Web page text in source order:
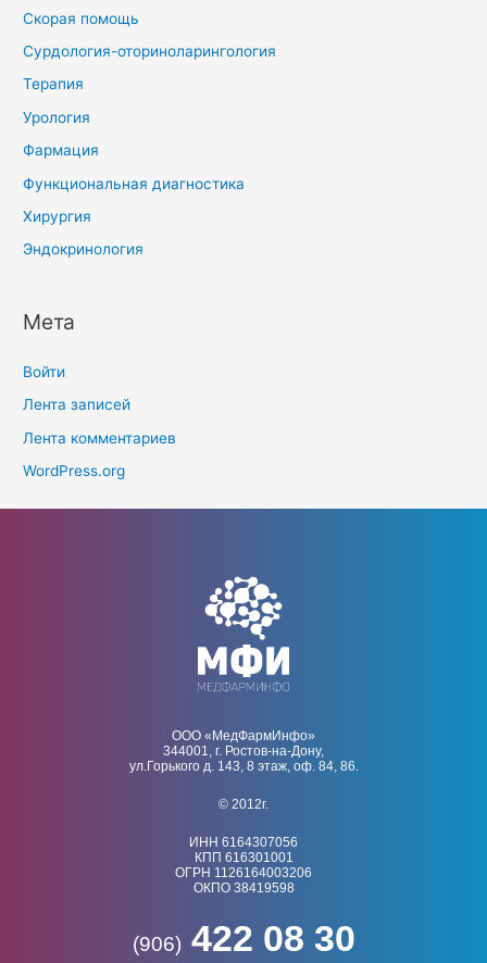
Скорая помощь
Сурдология-оториноларингология
Терапия
Урология
Фармация
Функциональная диагностика
Хирургия
Эндокринология
Мета
Войти
Лента записей
Лента комментариев
WordPress.org
ООО «МедФармИнфо»
344001, г. Ростов-на-Дону,
ул.Горького д. 143, 8 этаж, оф. 84, 86.
© 2012г.
ИНН 6164307056
КПП 616301001
ОГРН 1126164003206
ОКПО 38419598
(906) 422 08 30